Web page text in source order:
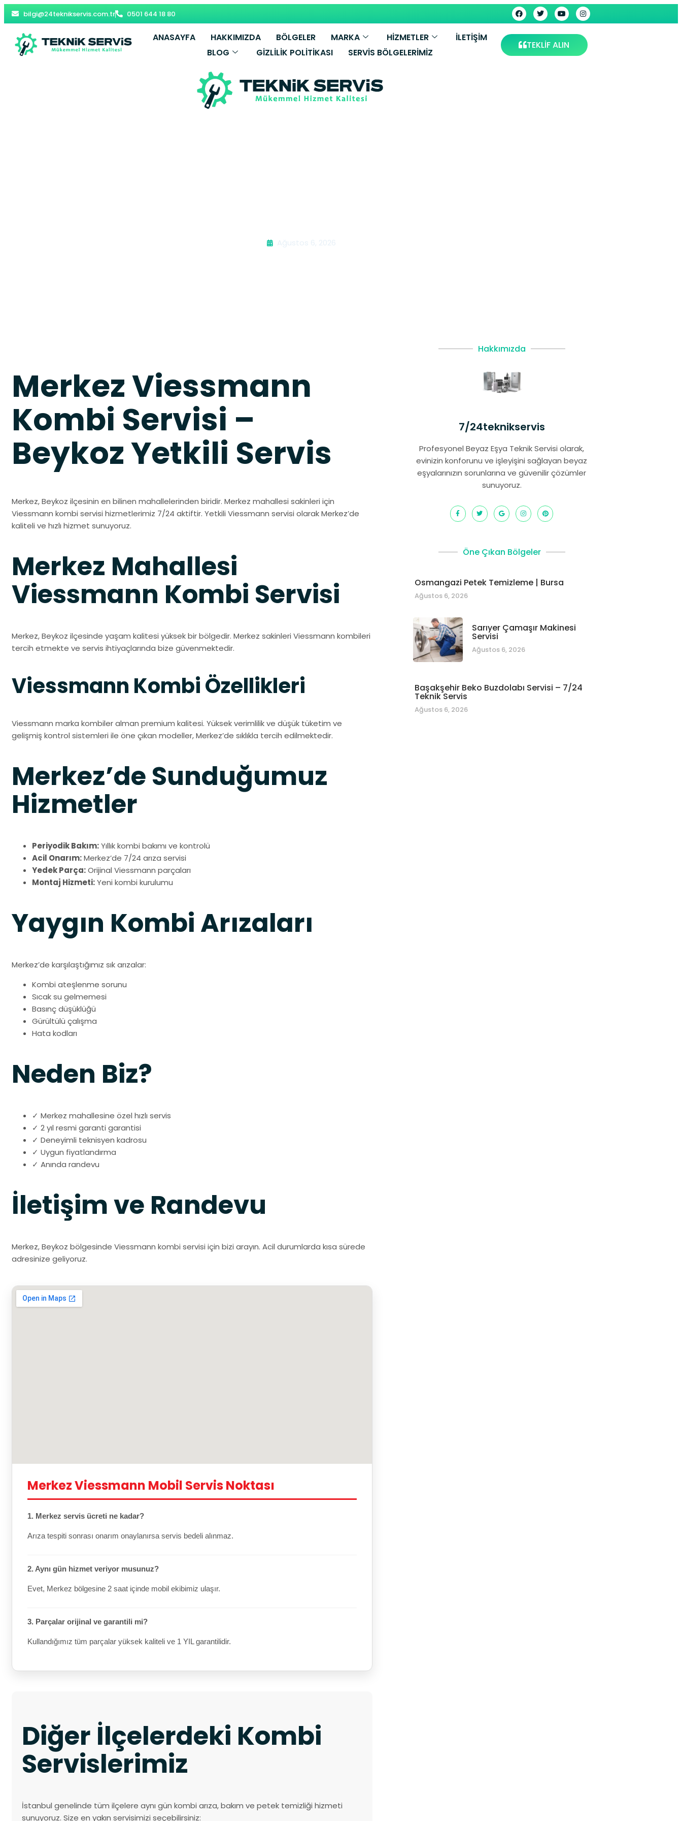
bilgi@24teknikservis.com.tr 0501 644 18 80
ANASAYFA HAKKIMIZDA BÖLGELER MARKA HİZMETLER
İLETIŞIM
BLOG
GIZLILIK POLITIKASI SERVIS BÖLGELERIMIZ
TEKLİF ALIN
Ağustos 6, 2026
Merkez Viessmann
Kombi Servisi –
Beykoz Yetkili Servis
Merkez, Beykoz ilçesinin en bilinen mahallelerinden biridir. Merkez mahallesi sakinleri için
Viessmann kombi servisi hizmetlerimiz 7/24 aktiftir. Yetkili Viessmann servisi olarak Merkez’de
kaliteli ve hızlı hizmet sunuyoruz.
Merkez Mahallesi
Viessmann Kombi Servisi
Merkez, Beykoz ilçesinde yaşam kalitesi yüksek bir bölgedir. Merkez sakinleri Viessmann kombileri
tercih etmekte ve servis ihtiyaçlarında bize güvenmektedir.
Viessmann Kombi Özellikleri
Viessmann marka kombiler alman premium kalitesi. Yüksek verimlilik ve düşük tüketim ve
gelişmiş kontrol sistemleri ile öne çıkan modeller, Merkez’de sıklıkla tercih edilmektedir.
Merkez’de Sunduğumuz
Hizmetler
Periyodik Bakım:Yıllık kombi bakımı ve kontrolü
Acil Onarım:Merkez’de 7/24 arıza servisi
Yedek Parça:Orijinal Viessmann parçaları
Montaj Hizmeti:Yeni kombi kurulumu
Yaygın Kombi Arızaları
Merkez’de karşılaştığımız sık arızalar:
Kombi ateşlenme sorunu
Sıcak su gelmemesi
Basınç düşüklüğü
Gürültülü çalışma
Hata kodları
Neden Biz?
✓ Merkez mahallesine özel hızlı servis
✓ 2 yıl resmi garanti garantisi
✓ Deneyimli teknisyen kadrosu
✓ Uygun fiyatlandırma
✓ Anında randevu
İletişim ve Randevu
Merkez, Beykoz bölgesinde Viessmann kombi servisi için bizi arayın. Acil durumlarda kısa sürede
adresinize geliyoruz.
Merkez Viessmann Mobil Servis Noktası
1. Merkez servis ücreti ne kadar?
Arıza tespiti sonrası onarım onaylanırsa servis bedeli alınmaz.
2. Aynı gün hizmet veriyor musunuz?
Evet, Merkez bölgesine 2 saat içinde mobil ekibimiz ulaşır.
3. Parçalar orijinal ve garantili mi?
Kullandığımız tüm parçalar yüksek kaliteli ve 1 YIL garantilidir.
Diğer İlçelerdeki Kombi
Servislerimiz
İstanbul genelinde tüm ilçelere aynı gün kombi arıza, bakım ve petek temizliği hizmeti
sunuyoruz. Size en yakın servisimizi seçebilirsiniz:
Hakkımızda
7/24teknikservis
Profesyonel Beyaz Eşya Teknik Servisi olarak,
evinizin konforunu ve işleyişini sağlayan beyaz
eşyalarınızın sorunlarına ve güvenilir çözümler
sunuyoruz.
Öne Çıkan Bölgeler
Osmangazi Petek Temizleme | Bursa
Ağustos 6, 2026
Sarıyer Çamaşır Makinesi
Servisi
Ağustos 6, 2026
Başakşehir Beko Buzdolabı Servisi – 7/24
Teknik Servis
Ağustos 6, 2026